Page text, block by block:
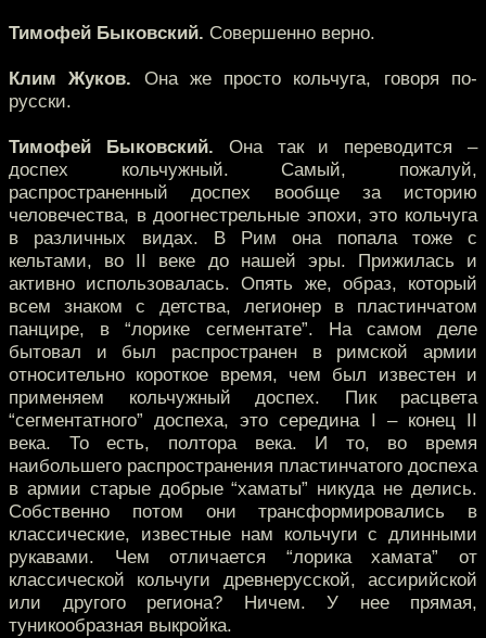
Тимофей Быковский. Совершенно верно.
Клим Жуков. Она же просто кольчуга, говоря по-
русски.
Тимофей Быковский. Она так и переводится –
доспех кольчужный. Самый, пожалуй,
распространенный доспех вообще за историю
человечества, в доогнестрельные эпохи, это кольчуга
в различных видах. В Рим она попала тоже с
кельтами, во II веке до нашей эры. Прижилась и
активно использовалась. Опять же, образ, который
всем знаком с детства, легионер в пластинчатом
панцире, в “лорике сегментате”. На самом деле
бытовал и был распространен в римской армии
относительно короткое время, чем был известен и
применяем кольчужный доспех. Пик расцвета
“сегментатного” доспеха, это середина I – конец II
века. То есть, полтора века. И то, во время
наибольшего распространения пластинчатого доспеха
в армии старые добрые “хаматы” никуда не делись.
Собственно потом они трансформировались в
классические, известные нам кольчуги с длинными
рукавами. Чем отличается “лорика хамата” от
классической кольчуги древнерусской, ассирийской
или другого региона? Ничем. У нее прямая,
туникообразная выкройка.